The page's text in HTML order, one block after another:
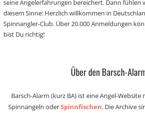
seine Angelerfahrungen bereichert. Dann fühlen
diesem Sinne: Herzlich willkommen in
Spinnangler-Club. Über 20.000 Anmeldungen
bist Du richtig!
Über den Barsch-
Barsch-Alarm (kurz BA) ist eine Angel-
Spinnangeln oderSpinnfischen. Die Archive